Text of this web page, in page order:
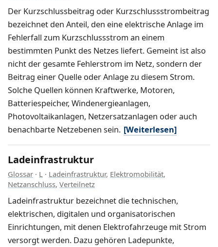
Der Kurzschlussbeitrag oder Kurzschlussstrombeitrag
bezeichnet den Anteil, den eine elektrische Anlage im
Fehlerfall zum Kurzschlussstrom an einem
bestimmten Punkt des Netzes liefert. Gemeint ist also
nicht der gesamte Fehlerstrom im Netz, sondern der
Beitrag einer Quelle oder Anlage zu diesem Strom.
Solche Quellen können Kraftwerke, Motoren,
Batteriespeicher, Windenergieanlagen,
Photovoltaikanlagen, Netzersatzanlagen oder auch
benachbarte Netzebenen sein. [Weiterlesen]
Ladeinfrastruktur
Glossar · L · Ladeinfrastruktur, Elektromobilität,
Netzanschluss, Verteilnetz
Ladeinfrastruktur bezeichnet die technischen,
elektrischen, digitalen und organisatorischen
Einrichtungen, mit denen Elektrofahrzeuge mit Strom
versorgt werden. Dazu gehören Ladepunkte,